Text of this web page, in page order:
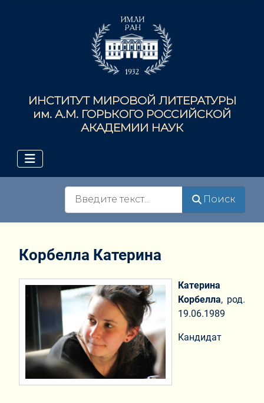
ИНСТИТУТ МИРОВОЙ ЛИТЕРАТУРЫ
им. А.М. ГОРЬКОГО РОССИЙСКОЙ
АКАДЕМИИ НАУК
Поиск
Корбелла Катерина
Катерина
Корбелла, род.
19.06.1989
Кандидат